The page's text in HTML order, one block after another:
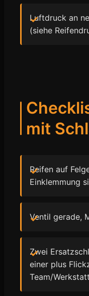
Luftdruck an
(siehe
mit
Reifen auf
Einklemmung
Ventil gerade,
Zwei
einer plus
Team/